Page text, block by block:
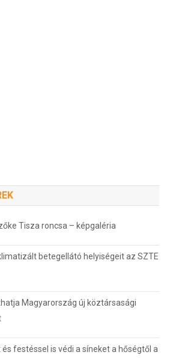
Tisza roncsa – képgaléria
betegellátó helyiségeit az SZTE
Magyarország új köztársasági
és festéssel is védi a síneket a hőségtől a